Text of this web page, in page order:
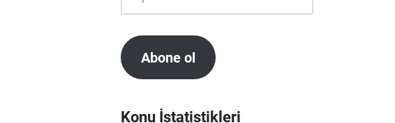
Abone ol
Konu İstatistikleri